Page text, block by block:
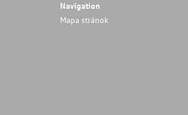
Navigation
Mapa stránok